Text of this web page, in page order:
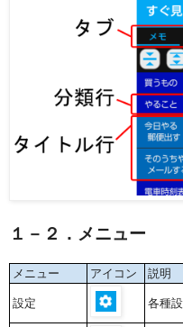
１－２．メニュー
メニュー アイコン 説明
設定 各種